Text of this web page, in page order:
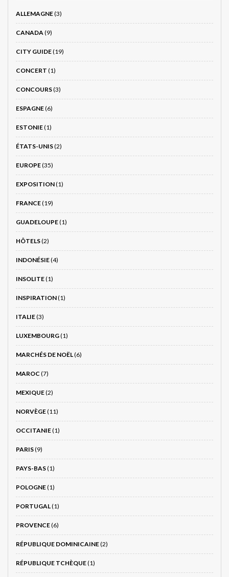
ALLEMAGNE(3)
CANADA (9)
CITY GUIDE(19)
CONCERT (1)
CONCOURS(3)
ESPAGNE(6)
ESTONIE(1)
ÉTATS-UNIS(2)
EUROPE(35)
EXPOSITION(1)
FRANCE(19)
GUADELOUPE(1)
HÔTELS(2)
INDONÉSIE(4)
INSOLITE(1)
INSPIRATION(1)
ITALIE(3)
LUXEMBOURG(1)
MARCHÉS DE NOËL(6)
MAROC (7)
MEXIQUE(2)
NORVÈGE(11)
OCCITANIE(1)
PARIS(9)
PAYS-BAS(1)
POLOGNE(1)
PORTUGAL(1)
PROVENCE(6)
RÉPUBLIQUE DOMINICAINE(2)
RÉPUBLIQUE TCHÈQUE(1)